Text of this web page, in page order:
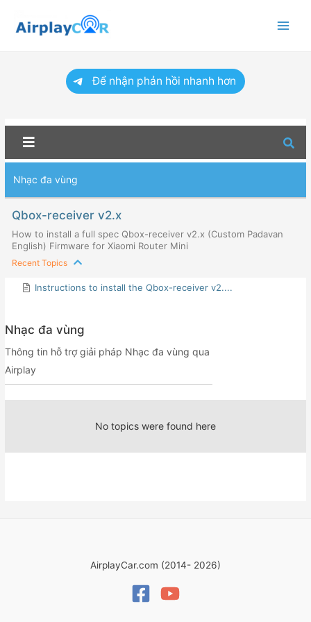
Để nhận phản hồi nhanh hơn
Nhạc đa vùng
Qbox-receiver v2.x
How to install a full spec Qbox-receiver v2.x (Custom Padavan
English) Firmware for Xiaomi Router Mini
Recent Topics
Instructions to install the Qbox-receiver v2....
Nhạc đa vùng
Thông tin hỗ trợ giải pháp Nhạc đa vùng qua
Airplay
No topics were found here
AirplayCar.com (2014- 2026)